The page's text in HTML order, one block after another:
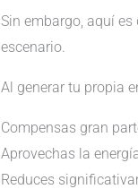
Sin embargo, aquí
escenario.
Al generar tu propia
Compensas gran
Aprovechas la
Reduces